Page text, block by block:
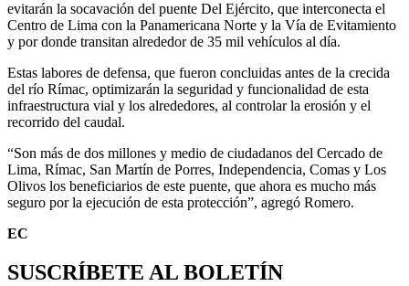
evitarán la socavación del puente Del Ejército, que interconecta el
Centro de Lima con la Panamericana Norte y la Vía de Evitamiento
y por donde transitan alrededor de 35 mil vehículos al día.
Estas labores de defensa, que fueron concluidas antes de la crecida
del río Rímac, optimizarán la seguridad y funcionalidad de esta
infraestructura vial y los alrededores, al controlar la erosión y el
recorrido del caudal.
“Son más de dos millones y medio de ciudadanos del Cercado de
Lima, Rímac, San Martín de Porres, Independencia, Comas y Los
Olivos los beneficiarios de este puente, que ahora es mucho más
seguro por la ejecución de esta protección”, agregó Romero.
EC
SUSCRÍBETE AL BOLETÍN